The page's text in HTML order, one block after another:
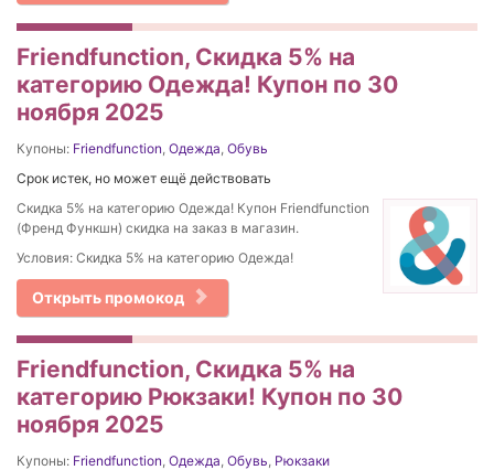
Friendfunction, Скидка 5% на
категорию Одежда! Купон по 30
ноября 2025
Купоны: Friendfunction, Одежда, Обувь
Срок истек, но может ещё действовать
Скидка 5% на категорию Одежда! Купон Friendfunction
(Френд Функшн) скидка на заказ в магазин.
Условия: Скидка 5% на категорию Одежда!
Открыть промокод
Friendfunction, Скидка 5% на
категорию Рюкзаки! Купон по 30
ноября 2025
Купоны: Friendfunction, Одежда, Обувь, Рюкзаки